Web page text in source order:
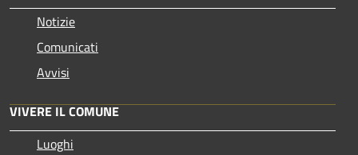
Notizie
Comunicati
Avvisi
VIVERE IL COMUNE
Luoghi